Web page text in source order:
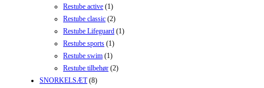
Restube active (1)
Restube classic (2)
Restube Lifeguard (1)
Restube sports (1)
Restube swim (1)
Restube tilbehør (2)
SNORKELSÆT (8)